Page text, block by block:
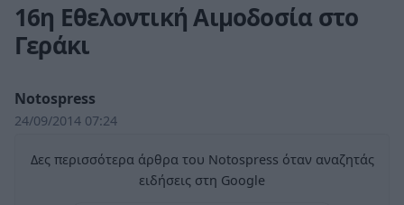
16η Εθελοντική Αιμοδοσία στο
Γεράκι
Notospress
24/09/2014 07:24
Δες περισσότερα άρθρα του Notospress όταν αναζητάς
ειδήσεις στη Google